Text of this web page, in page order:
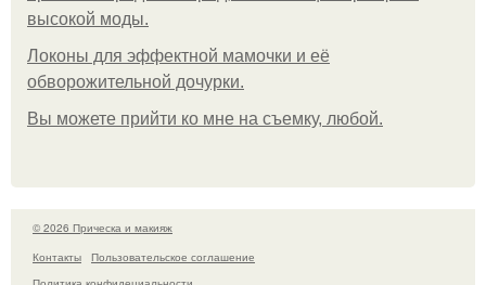
высокой моды.
Локоны для эффектной мамочки и её
обворожительной дочурки.
Вы можете прийти ко мне на съемку, любой.
© 2026 Прическа и макияж
Контакты
Пользовательское соглашение